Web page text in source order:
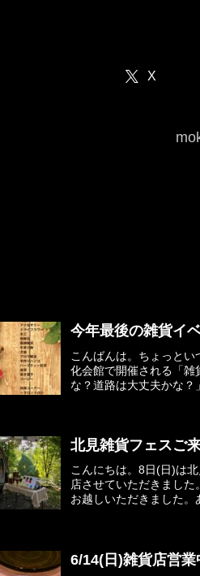
X
今年最後の雑貨イ
こんばんは。ちょっと
化会館で開催される「
な？道路は大丈夫かな？
北見雑貨フェスご
こんにちは。8日(日)は
店させていただきまし
お越しいただきました
6/14(日)雑貨店営業